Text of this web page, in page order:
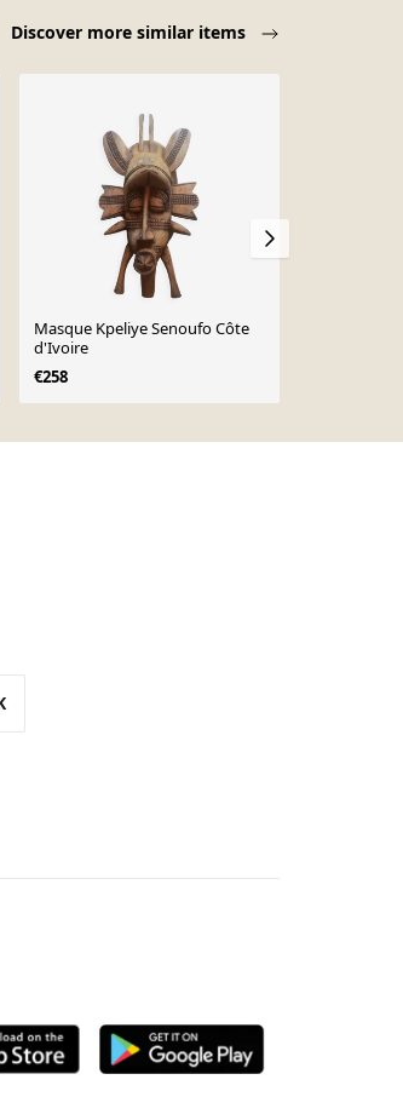
Discover more similar items
Masque Kpeliye Senoufo Côte
d'Ivoire
€258